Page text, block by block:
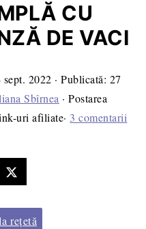
CU
DE VACI
sept. 2022 · Publicată: 27
Sbîrnea · Postarea
uri afiliate· 3 comentarii
rețetă